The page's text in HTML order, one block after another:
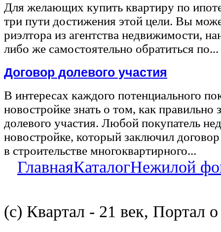
Для желающих купить квартиру по
три пути достижения этой цели. Вы
риэлтора из агентства недвижимости,
либо же самостоятельно обратиться по...
Договор долевого участия
В интересах каждого потенциального
новостройке знать о том, как правильно
долевого участия. Любой покупатель
новостройке, который заключил
в строительстве многоквартирного...
ГлавнаяКаталогНежилой
(с) Квартал - 21 век, Портал